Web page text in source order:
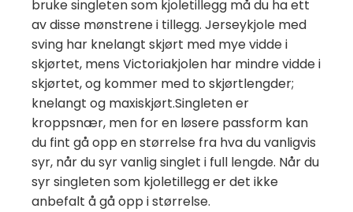
bruke singleten som kjoletillegg må du ha ett
av disse mønstrene i tillegg. Jerseykjole med
sving har knelangt skjørt med mye vidde i
skjørtet, mens Victoriakjolen har mindre vidde i
skjørtet, og kommer med to skjørtlengder;
knelangt og maxiskjørt.Singleten er
kroppsnær, men for en løsere passform kan
du fint gå opp en størrelse fra hva du vanligvis
syr, når du syr vanlig singlet i full lengde. Når du
syr singleten som kjoletillegg er det ikke
anbefalt å gå opp i størrelse.